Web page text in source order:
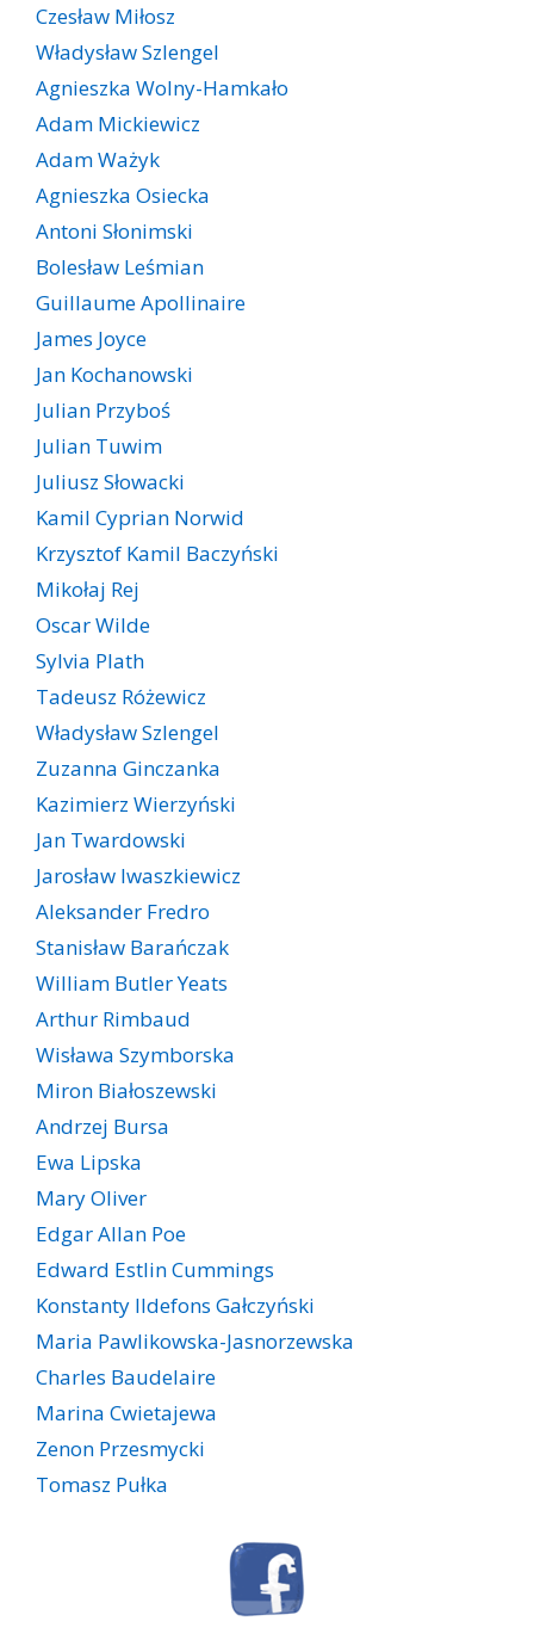
Czesław Miłosz
Władysław Szlengel
Agnieszka Wolny-Hamkało
Adam Mickiewicz
Adam Ważyk
Agnieszka Osiecka
Antoni Słonimski
Bolesław Leśmian
Guillaume Apollinaire
James Joyce
Jan Kochanowski
Julian Przyboś
Julian Tuwim
Juliusz Słowacki
Kamil Cyprian Norwid
Krzysztof Kamil Baczyński
Mikołaj Rej
Oscar Wilde
Sylvia Plath
Tadeusz Różewicz
Władysław Szlengel
Zuzanna Ginczanka
Kazimierz Wierzyński
Jan Twardowski
Jarosław Iwaszkiewicz
Aleksander Fredro
Stanisław Barańczak
William Butler Yeats
Arthur Rimbaud
Wisława Szymborska
Miron Białoszewski
Andrzej Bursa
Ewa Lipska
Mary Oliver
Edgar Allan Poe
Edward Estlin Cummings
Konstanty Ildefons Gałczyński
Maria Pawlikowska-Jasnorzewska
Charles Baudelaire
Marina Cwietajewa
Zenon Przesmycki
Tomasz Pułka